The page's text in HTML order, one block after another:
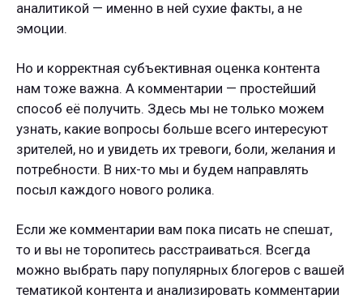
аналитикой — именно в ней сухие факты, а не
эмоции.
Но и корректная субъективная оценка контента
нам тоже важна. А комментарии — простейший
способ её получить. Здесь мы не только можем
узнать, какие вопросы больше всего интересуют
зрителей, но и увидеть их тревоги, боли, желания и
потребности. В них-то мы и будем направлять
посыл каждого нового ролика.
Если же комментарии вам пока писать не спешат,
то и вы не торопитесь расстраиваться. Всегда
можно выбрать пару популярных блогеров с вашей
тематикой контента и анализировать комментарии